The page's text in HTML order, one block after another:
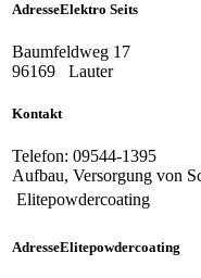
AdresseElektro Seits
Baumfeldweg 17
96169
Lauter
Kontakt
Telefon: 09544-1395
Aufbau, Versorgung von
Elitepowdercoating
AdresseElitepowdercoating